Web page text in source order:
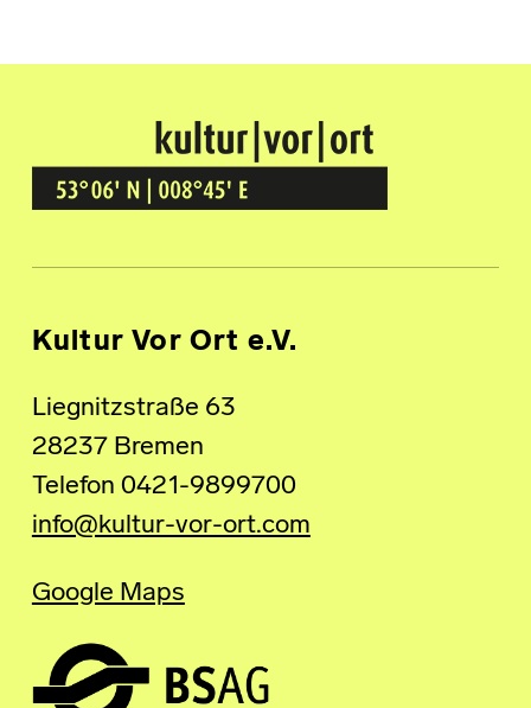
Kultur Vor Ort
BREMEN GRÖPELINGEN
Kultur Vor Ort e.V.
Liegnitzstraße 63
28237 Bremen
Telefon 0421-9899700
info@kultur-vor-ort.com
Google Maps